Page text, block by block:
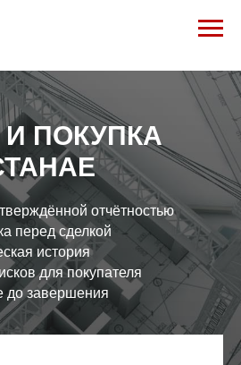
ПОКУПКА
отчётностью
перед сделкой
история
для покупателя
до завершения